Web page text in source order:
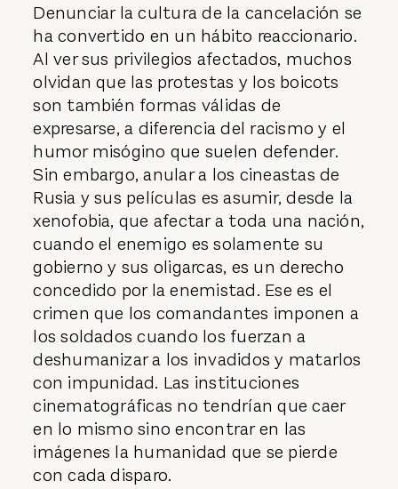
Denunciar la cultura de la cancelación se
ha convertido en un hábito reaccionario.
Al ver sus privilegios afectados, muchos
olvidan que las protestas y los boicots
son también formas válidas de
expresarse, a diferencia del racismo y el
humor misógino que suelen defender.
Sin embargo, anular a los cineastas de
Rusia y sus películas es asumir, desde la
xenofobia, que afectar a toda una nación,
cuando el enemigo es solamente su
gobierno y sus oligarcas, es un derecho
concedido por la enemistad. Ese es el
crimen que los comandantes imponen a
los soldados cuando los fuerzan a
deshumanizar a los invadidos y matarlos
con impunidad. Las instituciones
cinematográficas no tendrían que caer
en lo mismo sino encontrar en las
imágenes la humanidad que se pierde
con cada disparo.